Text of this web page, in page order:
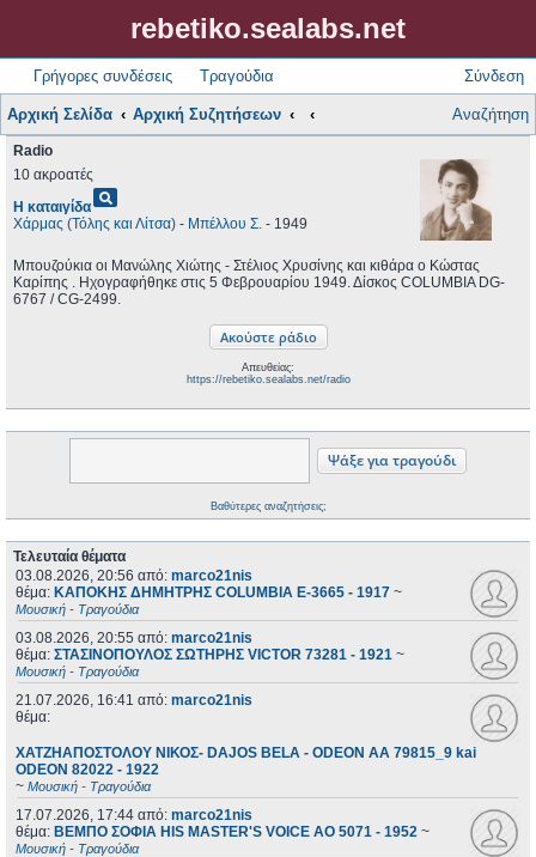
rebetiko.sealabs.net
Γρήγορες συνδέσεις Τραγούδια Σύνδεση
Αρχική Σελίδα Αρχική Συζητήσεων Αναζήτηση
Radio
10 ακροατές
Η καταιγίδαpageview
Χάρμας (Τόλης και Λίτσα) - Μπέλλου Σ. - 1949
Μπουζούκια οι Μανώλης Χιώτης - Στέλιος Χρυσίνης και κιθάρα ο Κώστας
Καρίπης . Ηχογραφήθηκε στις 5 Φεβρουαρίου 1949. Δίσκος COLUMBIA DG-
6767 / CG-2499.
Απευθείας:
https://rebetiko.sealabs.net/radio
Βαθύτερες αναζητήσεις;
Τελευταία θέματα
03.08.2026, 20:56 από: marco21nis
θέμα: ΚΑΠΟΚΗΣ ΔΗΜΗΤΡΗΣ COLUMBIA E-3665 - 1917 ~
Μουσική - Τραγούδια
03.08.2026, 20:55 από: marco21nis
θέμα: ΣΤΑΣΙΝΟΠΟΥΛΟΣ ΣΩΤΗΡΗΣ VICTOR 73281 - 1921 ~
Μουσική - Τραγούδια
21.07.2026, 16:41 από: marco21nis
θέμα:
ΧΑΤΖΗΑΠΟΣΤΟΛΟΥ ΝΙΚΟΣ- DAJOS BELA - ODEON AA 79815_9 kai
ODEON 82022 - 1922
~ Μουσική - Τραγούδια
17.07.2026, 17:44 από: marco21nis
θέμα: ΒΕΜΠΟ ΣΟΦΙΑ HIS MASTER'S VOICE AO 5071 - 1952 ~
Μουσική - Τραγούδια